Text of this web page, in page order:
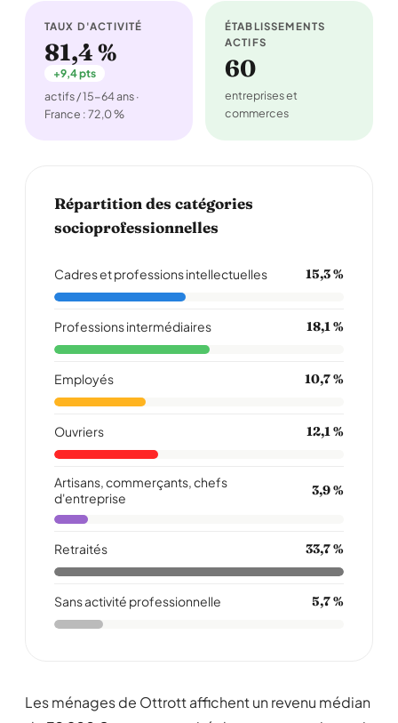
TAUX D'ACTIVITÉ
81,4 %
+9,4 pts
actifs / 15-64 ans ·
France : 72,0 %
ÉTABLISSEMENTS
ACTIFS
60
entreprises et
commerces
Répartition des catégories
socioprofessionnelles
Cadres et professions intellectuelles 15,3 %
Professions intermédiaires 18,1 %
Employés 10,7 %
Ouvriers 12,1 %
Artisans, commerçants, chefs
d'entreprise
3,9 %
Retraités 33,7 %
Sans activité professionnelle 5,7 %
Les ménages de Ottrott affichent un revenu médian